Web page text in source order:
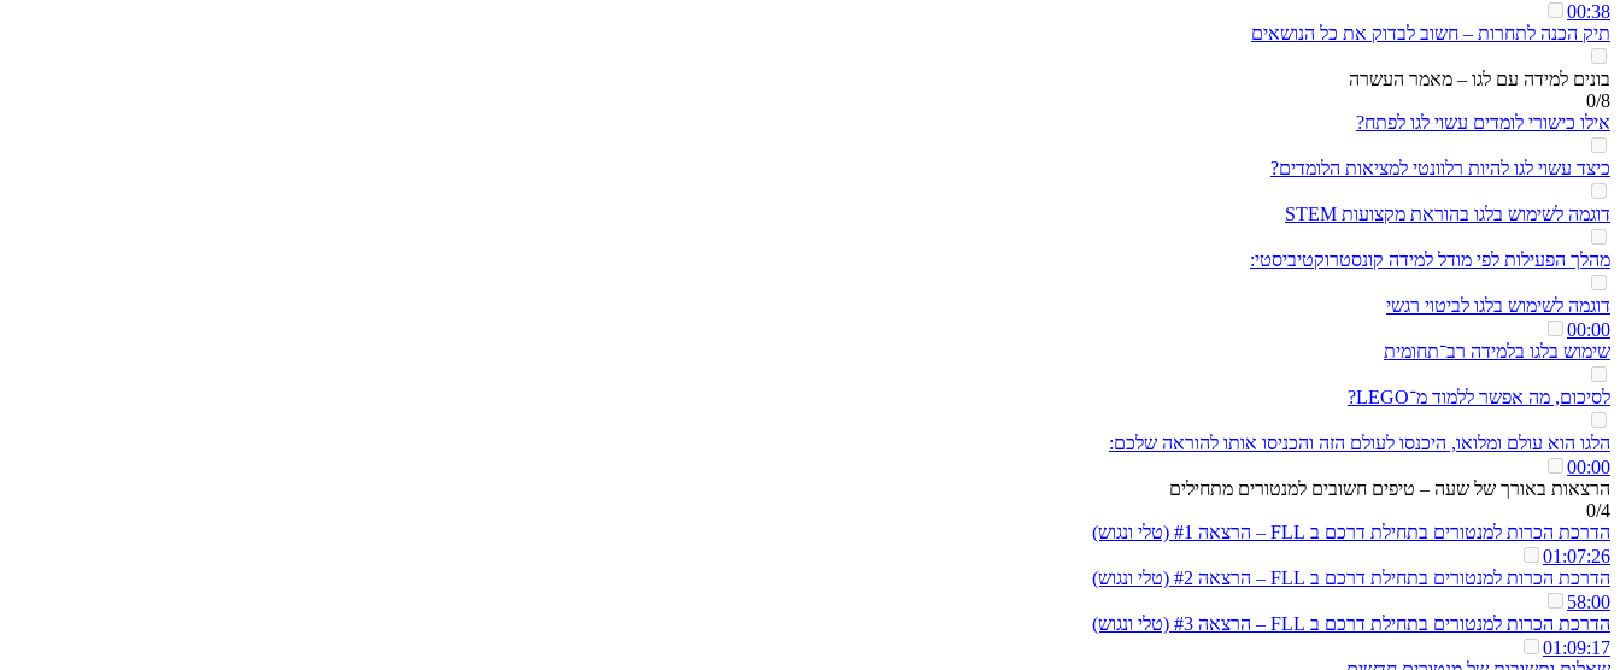
00:38
תיק הכנה לתחרות – חשוב לבדוק את כל הנושאים
בונים למידה עם לגו – מאמר העשרה
0/8
אילו כישורי לומדים עשוי לגו לפתח?
כיצד עשוי לגו להיות רלוונטי למציאות הלומדים?
דוגמה לשימוש בלגו בהוראת מקצועות STEM
מהלך הפעילות לפי מודל למידה קונסטרוקטיביסטי:
דוגמה לשימוש בלגו לביטוי רגשי
00:00
שימוש בלגו בלמידה רב־תחומית
לסיכום, מה אפשר ללמוד מ־LEGO?
הלגו הוא עולם ומלואו, היכנסו לעולם הזה והכניסו אותו להוראה שלכם:
00:00
הרצאות באורך של שעה – טיפים חשובים למנטורים מתחילים
0/4
הדרכת הכרות למנטורים בתחילת דרכם ב FLL – הרצאה #1 (טלי ונגוש)
01:07:26
הדרכת הכרות למנטורים בתחילת דרכם ב FLL – הרצאה #2 (טלי ונגוש)
58:00
הדרכת הכרות למנטורים בתחילת דרכם ב FLL – הרצאה #3 (טלי ונגוש)
01:09:17